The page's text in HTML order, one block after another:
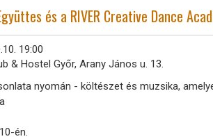
és a RIVER Creative Dance
19:00
& Hostel Győr, Arany János u. 13.
nyomán - költészet és muzsika,
én.